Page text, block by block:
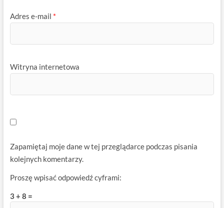
Adres e-mail *
Witryna internetowa
Zapamiętaj moje dane w tej przeglądarce podczas pisania
kolejnych komentarzy.
Proszę wpisać odpowiedź cyframi:
3 + 8 =